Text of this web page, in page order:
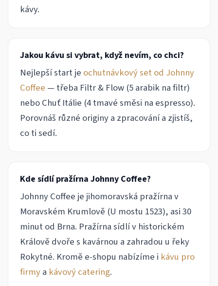
kávy.
Jakou kávu si vybrat, když nevím, co chci?
Nejlepší start je ochutnávkový set od Johnny
Coffee — třeba Filtr & Flow (5 arabik na filtr)
nebo Chuť Itálie (4 tmavé směsi na espresso).
Porovnáš různé originy a zpracování a zjistíš,
co ti sedí.
Kde sídlí pražírna Johnny Coffee?
Johnny Coffee je jihomoravská pražírna v
Moravském Krumlově (U mostu 1523), asi 30
minut od Brna. Pražírna sídlí v historickém
Králově dvoře s kavárnou a zahradou u řeky
Rokytné. Kromě e-shopu nabízíme i kávu pro
firmya kávový catering.